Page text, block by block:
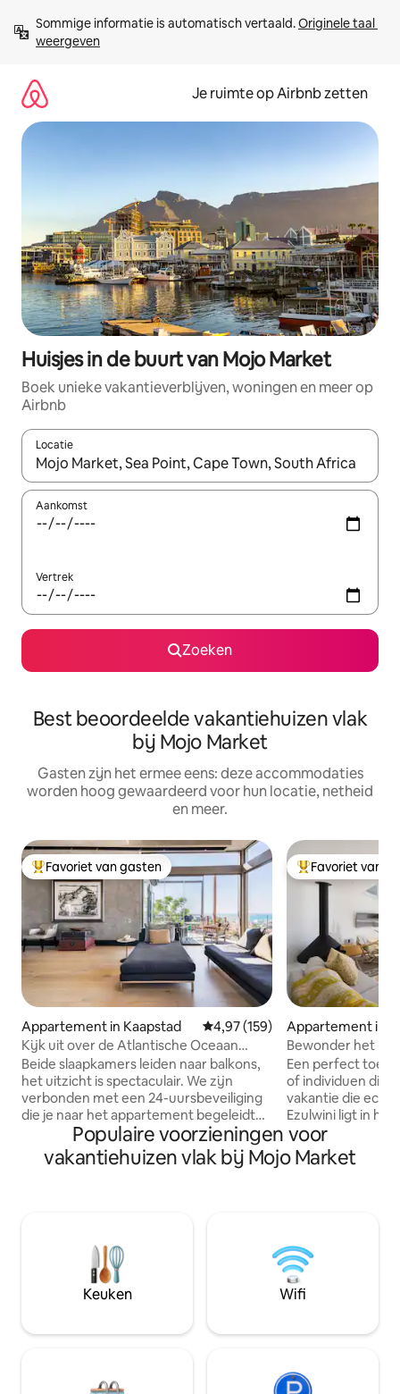
direct
naar
Sommige informatie is automatisch vertaald. Originele taal
weergeven
Je ruimte op Airbnb zetten
Huisjes in de buurt van Mojo Market
Boek unieke vakantieverblijven, woningen en meer op
Airbnb
Locatie
Wanneer er suggesties beschikbaar zijn, maak je een keuze
Aankomst
Vertrek
Zoeken
Best beoordeelde vakantiehuizen vlak
bij Mojo Market
Gasten zijn het ermee eens: deze accommodaties
worden hoog gewaardeerd voor hun locatie, netheid
en meer.
Topfavoriet van gasten
Favoriet van gasten
Appartement in Kaapstad Gemiddelde beoordeling van
4,97 (159)
Kijk uit over de Atlantische Oceaan
vanuit een glazen toevluchtsoord
Beide slaapkamers leiden naar balkons,
het uitzicht is spectaculair. We zijn
verbonden met een 24-uursbeveiliging
die je naar het appartement begeleidt
als je laat of alleen thuiskomt. Het hele
appartement is beschikbaar. Open
lounge-eetkeuken en twee eigen
gebruiken als een opslagruimte.
Fresnaye ligt slechts een paar kilometer
ten westen van Kaapstad CBD en is een
van de meest welvarende buurten van
high-end Sea Point eetgelegenheden.
Topfavoriet van
Favoriet van
Appartement in
Bewonder het
prachtig
Een perfect
of individuen die
vakantie die echt
Ezulwini ligt in
een exclusief
de stad en de V
appartement
vleugje nautiek.
appartement is
is een batterij
om te gaan met
Populaire voorzieningen voor
vakantiehuizen vlak bij Mojo Market
Keuken Wifi